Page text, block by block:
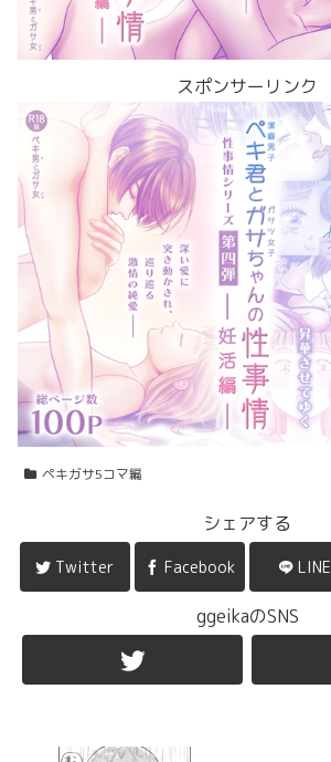
スポンサーリンク
ペキガサ5コマ編
シェアする
Twitter Facebook LINE
ggeikaのSNS